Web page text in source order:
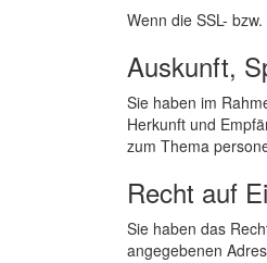
Wenn die SSL-
Auskunft,
Sie haben im
Herkunft und
zum Thema
Recht auf
Sie haben das
angegebenen